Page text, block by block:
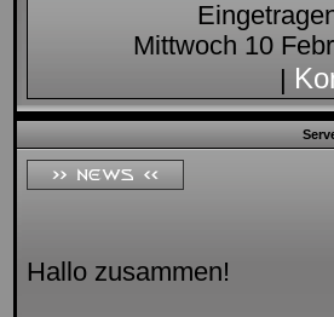
Mittwoch 10
Hallo zusammen!